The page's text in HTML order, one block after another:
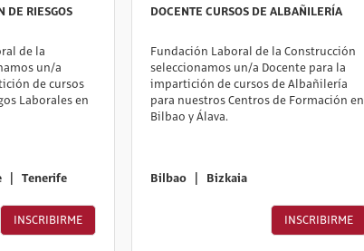
DE RIESGOS
de la
un/a
de cursos
Laborales en
|Tenerife
INSCRIBIRME
DOCENTE CURSOS DE ALBAÑILERÍA
Fundación Laboral de la Construcción
seleccionamos un/a Docente para la
impartición de cursos de Albañilería
para nuestros Centros de Formación en
Bilbao y Álava.
Bilbao| Bizkaia
INSCRIBIRME